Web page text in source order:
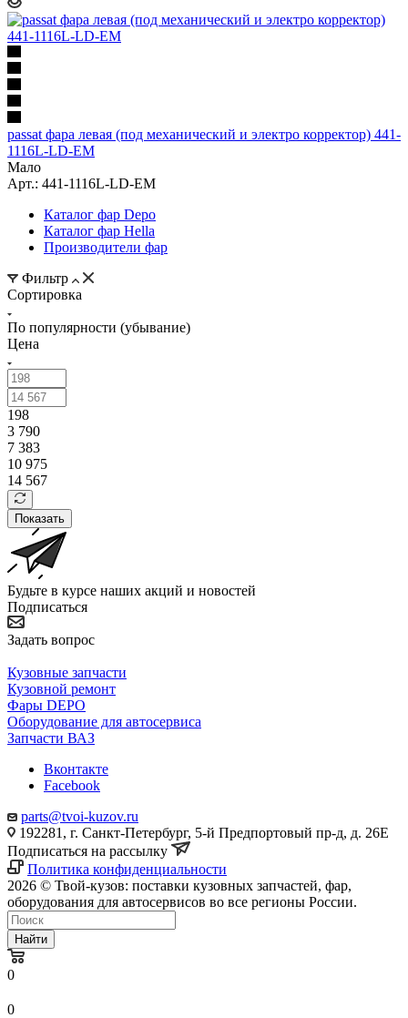
passat фара левая (под механический и электро корректор) 441-
1116L-LD-EM
Мало
Арт.: 441-1116L-LD-EM
Каталог фар Depo
Каталог фар Hella
Производители фар
Фильтр
Сортировка
По популярности (убывание)
Цена
198
3 790
7 383
10 975
14 567
Показать
Будьте в курсе наших акций и новостей
Подписаться
Задать вопрос
Кузовные запчасти
Кузовной ремонт
Фары DEPO
Оборудование для автосервиса
Запчасти ВАЗ
Вконтакте
Facebook
parts@tvoi-kuzov.ru
192281, г. Санкт-Петербург, 5-й Предпортовый пр-д, д. 26Е
Подписаться на рассылку
Политика конфиденциальности
2026 © Твой-кузов: поставки кузовных запчастей, фар,
оборудования для автосервисов во все регионы России.
Найти
0
0